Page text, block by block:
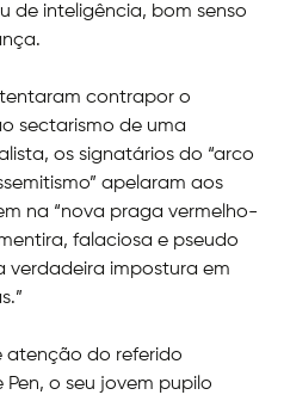
de inteligência, bom senso
contrapor o
sectarismo de uma
os signatários do “arco
apelaram aos
na “nova praga vermelho-
falaciosa e pseudo
verdadeira impostura em
atenção do referido
o seu jovem pupilo